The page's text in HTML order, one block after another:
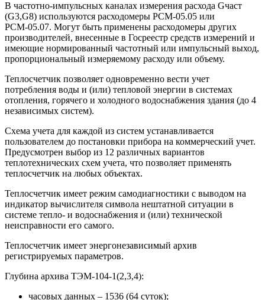
В частотно-импульсных каналах измерения расхода Gчаст
(G3,G8) используются расходомеры РСМ-05.05 или
РСМ-05.07. Могут быть применены расходомеры других
производителей, внесенные в Госреестр средств измерений и
имеющие нормированный частотный или импульсный выход,
пропорциональный измеряемому расходу или объему.
Теплосчетчик позволяет одновременно вести учет
потребления воды и (или) тепловой энергии в системах
отопления, горячего и холодного водоснабжения здания (до 4
независимых систем).
Схема учета для каждой из систем устанавливается
пользователем до постановки прибора на коммерческий учет.
Предусмотрен выбор из 12 различных вариантов
теплотехнических схем учета, что позволяет применять
теплосчетчик на любых объектах.
Теплосчетчик имеет режим самодиагностики с выводом на
индикатор вычислителя символа нештатной ситуации в
системе тепло- и водоснабжения и (или) технической
неисправности его самого.
Теплосчетчик имеет энергонезависимый архив
регистрируемых параметров.
Глубина архива ТЭМ-104-1(2,3,4):
часовых данных – 1536 (64 суток);